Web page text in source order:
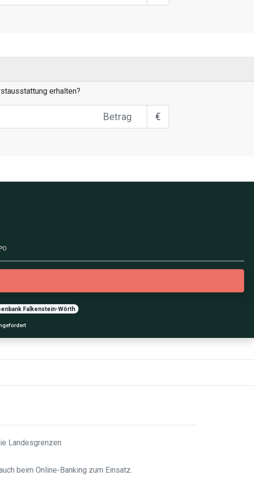
erhalten?
€
Falkenstein-Wörth
Landesgrenzen
beim Online-Banking zum Einsatz.